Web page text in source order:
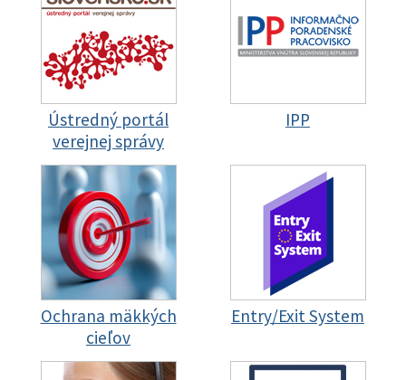
Ústredný portál
verejnej správy
IPP
Ochrana mäkkých
cieľov
Entry/Exit System